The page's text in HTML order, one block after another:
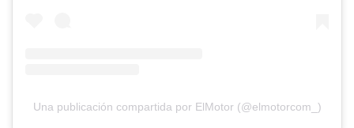
Una publicación compartida por ElMotor (@elmotorcom_)